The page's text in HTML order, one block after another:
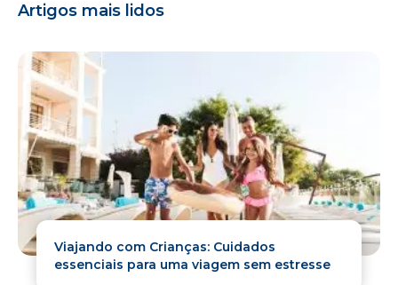
Artigos mais lidos
Viajando com Crianças: Cuidados
essenciais para uma viagem sem estresse